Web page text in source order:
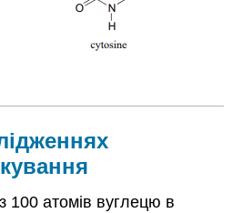
100 атомів вуглецю в